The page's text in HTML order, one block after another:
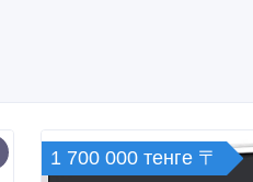
1 700 000 тенге 〒